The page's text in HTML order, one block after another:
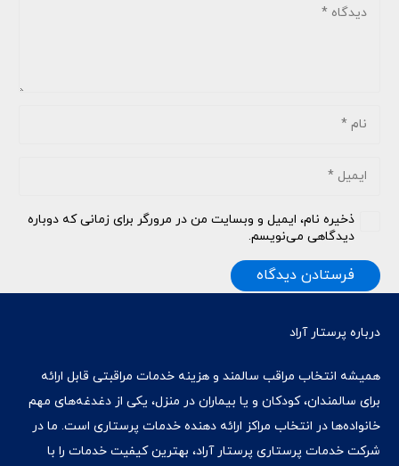
ذخیره نام، ایمیل و وبسایت من در مرورگر برای زمانی که دوباره
دیدگاهی می‌نویسم.
فرستادن دیدگاه
درباره پرستار آراد
همیشه انتخاب مراقب سالمند و هزینه خدمات مراقبتی قابل ارائه
برای سالمندان، کودکان و یا بیماران در منزل، یکی از دغدغه‌های مهم
خانواده‌ها در انتخاب مراکز ارائه دهنده خدمات پرستاری است. ما در
شرکت خدمات پرستاری پرستار آراد، بهترین کیفیت خدمات را با